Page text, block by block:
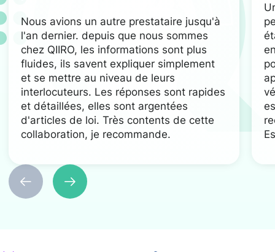
Nous avions un autre prestataire jusqu'à
l'an dernier. depuis que nous sommes
chez QIIRO, les informations sont plus
fluides, ils savent expliquer simplement
et se mettre au niveau de leurs
interlocuteurs. Les réponses sont rapides
et détaillées, elles sont argentées
d'articles de loi. Très contents de cette
collaboration, je recommande.